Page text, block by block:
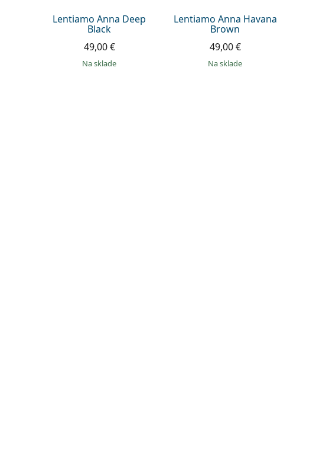
Lentiamo Anna Deep
Black
49,00 €
na sklade
Lentiamo Anna Havana
Brown
49,00 €
na sklade